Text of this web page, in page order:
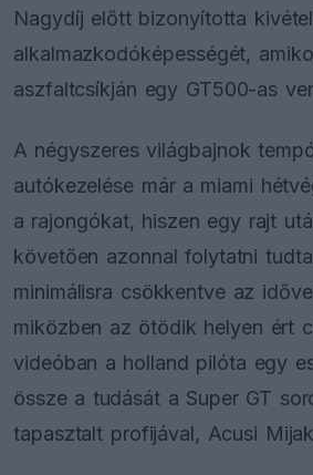
Nagydíj előtt bizonyította
alkalmazkodóképességét,
aszfaltcsíkján egy GT500-as
A négyszeres világbajnok
autókezelése már a miami
a rajongókat, hiszen egy rajt
követően azonnal folytatni
minimálisra csökkentve az
miközben az ötödik helyen ért
videóban a holland pilóta egy
össze a tudását a Super GT
tapasztalt profijával, Acusi